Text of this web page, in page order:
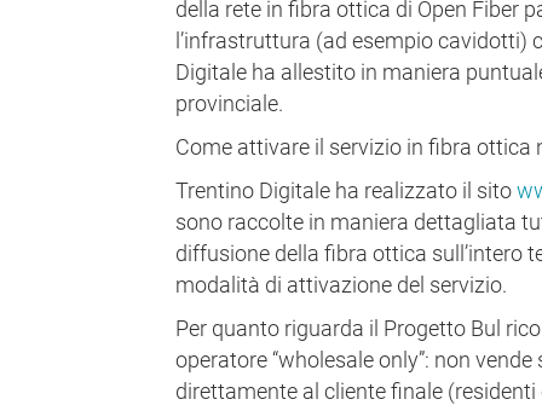
della rete in fibra ottica di Open Fiber
l’infrastruttura (ad esempio cavidotti)
Digitale ha allestito in maniera
provinciale.
Come attivare il servizio in fibra ottica
Trentino Digitale ha realizzato il sito
sono raccolte in maniera dettagliata
diffusione della fibra ottica sull’intero
modalità di attivazione del servizio.
Per quanto riguarda il Progetto Bul
operatore “wholesale only”: non
direttamente al cliente finale